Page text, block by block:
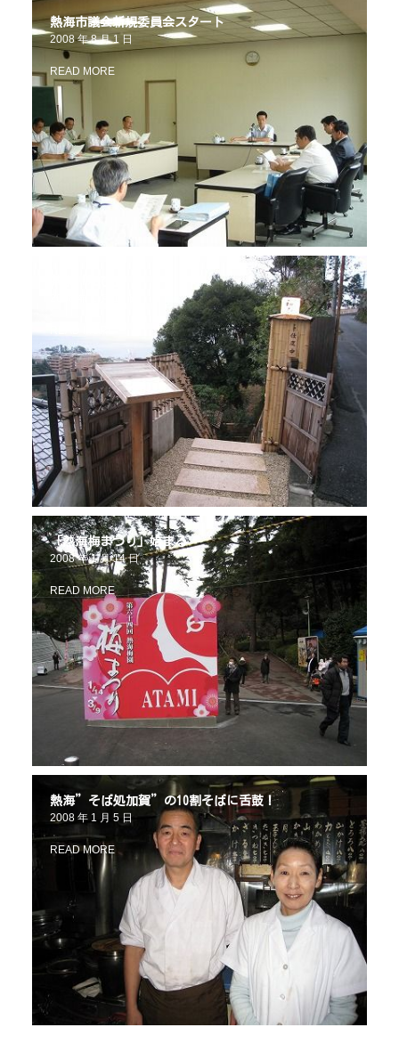
熱海市議会新規委員会スタート
2008 年 8 月 1 日
READ MORE
「熱海梅まつり」始まる
2008 年 1 月 14 日
READ MORE
熱海”そば処加賀”の10割そばに舌鼓！
2008 年 1 月 5 日
READ MORE